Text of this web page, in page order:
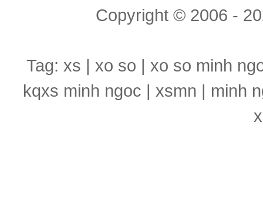
Copyright © 2006 -
Tag: xs | xo so | xo so minh
kqxs minh ngoc | xsmn | minh